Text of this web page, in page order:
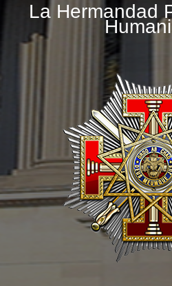
La Hermandad